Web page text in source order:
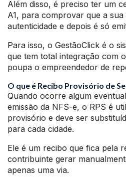
Além disso, é preciso ter um
A1, para comprovar que a sua
autenticidade e depois é só
Para isso, o GestãoClick é o
que tem total integração com
poupa o empreendedor de
O que é Recibo Provisório de
Quando ocorre algum
emissão da NFS-e, o RPS é
provisório e deve ser
para cada cidade.
Ele é um recibo que fica pela
contribuinte gerar
apenas uma via.